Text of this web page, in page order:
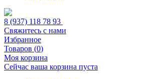
8 (937) 118 78 93
Свяжитесь с нами
Избранное
Товаров (0)
Моя корзина
Сейчас ваша корзина пуста